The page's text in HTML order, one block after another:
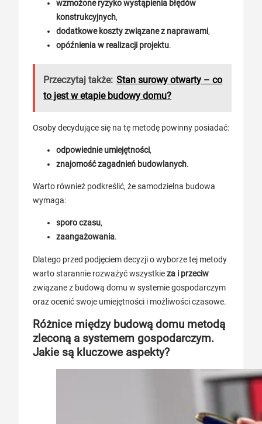
wzmożone ryzyko wystąpienia błędów
konstrukcyjnych,
dodatkowe koszty związane z naprawami,
opóźnienia w realizacji projektu.
Przeczytaj także: Stan surowy otwarty – co
to jest w etapie budowy domu?
Osoby decydujące się na tę metodę powinny posiadać:
odpowiednie umiejętności,
znajomość zagadnień budowlanych.
Warto również podkreślić, że samodzielna budowa
wymaga:
sporo czasu,
zaangażowania.
Dlatego przed podjęciem decyzji o wyborze tej metody
warto starannie rozważyć wszystkieza i przeciw
związane z budową domu w systemie gospodarczym
oraz ocenić swoje umiejętności i możliwości czasowe.
Różnice między budową domu metodą
zleconą a systemem gospodarczym.
Jakie są kluczowe aspekty?